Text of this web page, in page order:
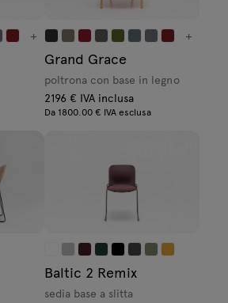
+ +
Grand Grace
poltrona con base in legno
2196 € IVA inclusa
Da 1800.00 € IVA esclusa
Baltic 2 Remix
sedia base a slitta